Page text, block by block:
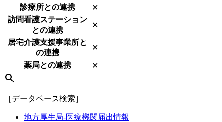
診療所との連携
✕
訪問看護ステーション
との連携
✕
居宅介護支援事業所と
の連携
✕
薬局との連携 ✕
search
［データベース検索］
地方厚生局-医療機関届出情報